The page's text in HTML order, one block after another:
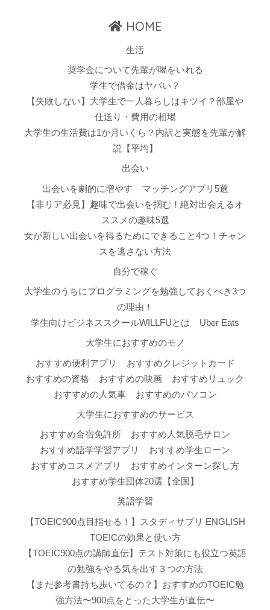
HOME
生活
奨学金について先輩が喝をいれる
学生で借金はヤバい？
【失敗しない】大学生で一人暮らしはキツイ？部屋や
仕送り・費用の相場
大学生の生活費は1か月いくら？内訳と実態を先輩が解
説【平均】
出会い
出会いを劇的に増やす
マッチングアプリ5選
【非リア必見】趣味で出会いを掴む！絶対出会えるオ
ススメの趣味5選
女が新しい出会いを得るためにできること4つ！チャン
スを逃さない方法
自分で稼ぐ
大学生のうちにプログラミングを勉強しておくべき3つ
の理由！
学生向けビジネススクールWILLFUとは
Uber Eats
大学生におすすめのモノ
おすすめ便利アプリ
おすすめクレジットカード
おすすめの資格
おすすめの映画
おすすめリュック
おすすめの人気車
おすすめのパソコン
大学生におすすめのサービス
おすすめ合宿免許所
おすすめ人気脱毛サロン
おすすめ語学学習アプリ
おすすめ学生ローン
おすすめコスメアプリ
おすすめインターン探し方
おすすめ学生団体20選【全国】
英語学習
【TOEIC900点目指せる！】スタディサプリ ENGLISH
TOEICの効果と使い方
【TOEIC900点の講師直伝】テスト対策にも役立つ英語
の勉強をやる気を出す３つの方法
【まだ参考書持ち歩いてるの？】おすすめのTOEIC勉
強方法〜900点をとった大学生が直伝〜